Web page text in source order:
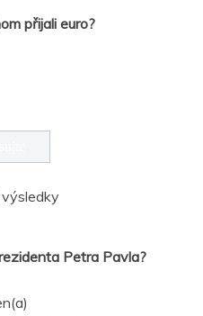
přijali euro?
Petra Pavla?